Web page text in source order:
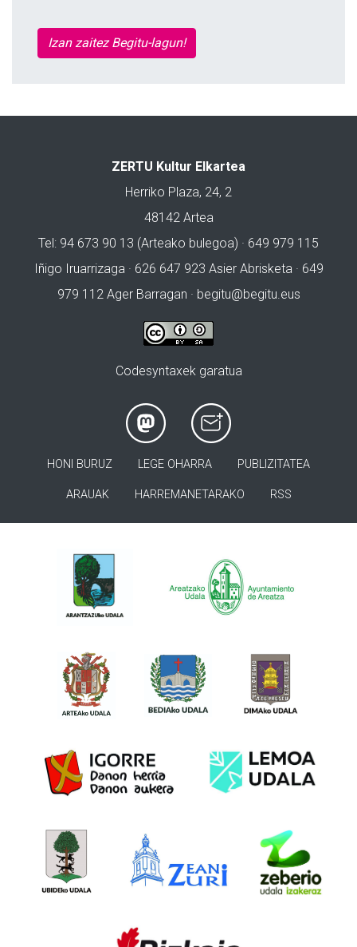
Izan zaitez Begitu-lagun!
ZERTU Kultur Elkartea
Herriko Plaza, 24, 2
48142 Artea
Tel: 94 673 90 13 (Arteako bulegoa) · 649 979 115
Iñigo Iruarrizaga · 626 647 923 Asier Abrisketa · 649
979 112 Ager Barragan · begitu@begitu.eus
Codesyntaxek garatua
HONI BURUZ LEGE OHARRA PUBLIZITATEA
ARAUAK HARREMANETARAKO RSS